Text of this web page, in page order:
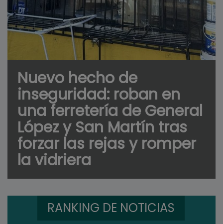
Nuevo hecho de
inseguridad: roban en
una ferretería de General
López y San Martín tras
forzar las rejas y romper
la vidriera
RANKING DE NOTICIAS